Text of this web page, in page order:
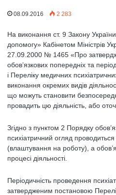
08.09.2016 2 283
На виконання ст. 9 Закону
допомогу» Кабінетом Міністрів
27.09.2000 № 1465 «Про
обов’язкових попередніх та
і Переліку медичних
виконання окремих видів
що можуть становити
провадить цю діяльність, або
Згідно з пунктом 2 Порядку
психіатричний огляд
(влаштування на роботу), а
процесі діяльності.
Періодичність проведення
затвердженим постановою